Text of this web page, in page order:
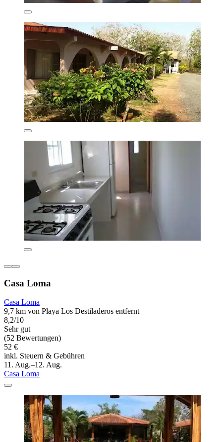
Casa Loma
Casa Loma
9,7 km von Playa Los Destiladeros entfernt
8,2/10
Sehr gut
(52 Bewertungen)
52 €
inkl. Steuern & Gebühren
11. Aug.–12. Aug.
Casa Loma